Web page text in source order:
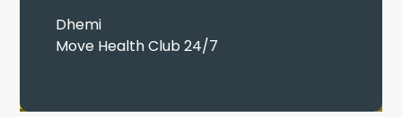
Dhemi
Move Health Club 24/7